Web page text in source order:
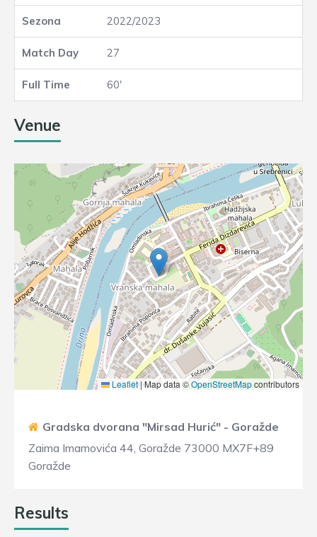
2022/2023
27
60'
Venue
Leaflet |Map data ©OpenStreetMapcontributors
Gradska dvorana "Mirsad Hurić" - Goražde
Zaima Imamovića 44, Goražde 73000 MX7F+89
Goražde
Results